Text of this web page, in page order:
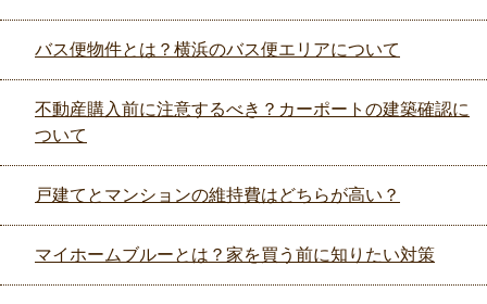
バス便物件とは？横浜のバス便エリアについて
不動産購入前に注意するべき？カーポートの建築確認に
ついて
戸建てとマンションの維持費はどちらが高い？
マイホームブルーとは？家を買う前に知りたい対策